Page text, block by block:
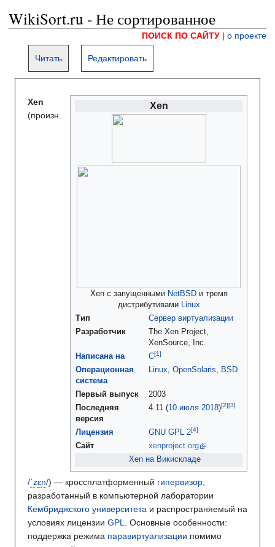
WikiSort.ru - Не сортированное
ПОИСК ПО САЙТУ | о проекте
Читать Редактировать
Xen
Xen с запущенными NetBSDи тремя
дистрибутивами Linux
Тип
Сервер виртуализации
Разработчик
The Xen Project,
XenSource, Inc.
Написана на
C
Операционная
система
Linux, OpenSolaris, BSD
Первый выпуск
2003
Последняя
версия
4.11 (10 июля 2018)
Лицензия
GNU GPL 2
Сайт
xenproject.org
Xen на Викискладе
Xen
(произн.
/ˈzɛn/) — кроссплатформенный гипервизор,
разработанный в компьютерной лаборатории
Кембриджского университета и распространяемый на
условиях лицензии GPL. Основные особенности:
поддержка режима паравиртуализации помимо